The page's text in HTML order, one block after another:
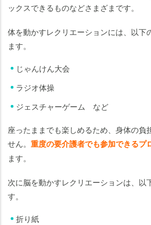
ックスできるものなどさまざまです。
体を動かすレクリエーションには、以下
ます。
じゃんけん大会
ラジオ体操
ジェスチャーゲーム など
座ったままでも楽しめるため、身体の負
せん。 重度の要介護者でも参加できるプ
ます。
次に脳を動かすレクリエーションは、以
す。
折り紙